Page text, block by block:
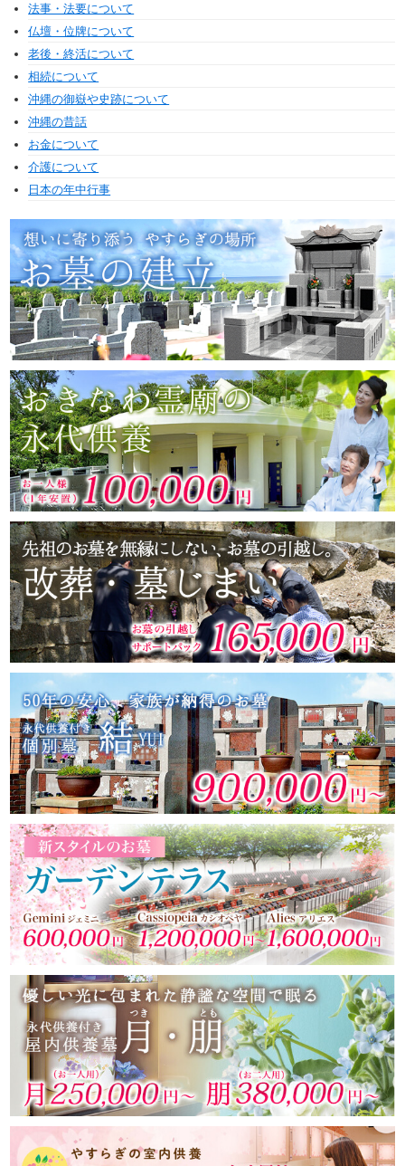
法事・法要について
仏壇・位牌について
老後・終活について
相続について
沖縄の御嶽や史跡について
沖縄の昔話
お金について
介護について
日本の年中行事